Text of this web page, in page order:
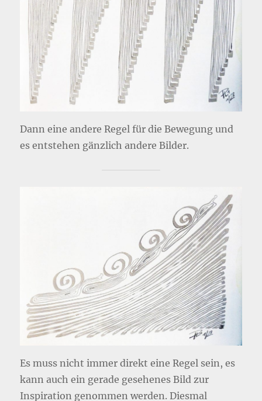
Dann eine andere Regel für die Bewegung und
es entstehen gänzlich andere Bilder.
Es muss nicht immer direkt eine Regel sein, es
kann auch ein gerade gesehenes Bild zur
Inspiration genommen werden. Diesmal